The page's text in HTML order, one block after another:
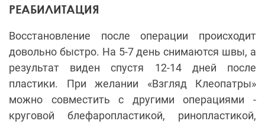
РЕАБИЛИТАЦИЯ
Восстановление после операции происходит
довольно быстро. На 5-7 день снимаются швы, а
результат виден спустя 12-14 дней после
пластики. При желании «Взгляд Клеопатры»
можно совместить с другими операциями -
круговой блефаропластикой, ринопластикой,